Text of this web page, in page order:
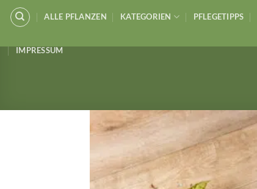
Zum
Inhalt
ALLE PFLANZEN KATEGORIEN PFLEGETIPPS
IMPRESSUM